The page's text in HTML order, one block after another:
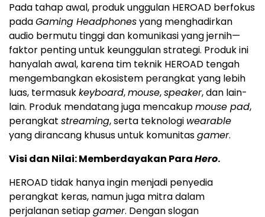
Pada tahap awal, produk unggulan HEROAD berfokus
padaGaming Headphonesyang menghadirkan
audio bermutu tinggi dan komunikasi yang jernih—
faktor penting untuk keunggulan strategi. Produk ini
hanyalah awal, karena tim teknik HEROAD tengah
mengembangkan ekosistem perangkat yang lebih
luas, termasukkeyboard,mouse,speaker, dan lain-
lain. Produk mendatang juga mencakupmouse pad,
perangkat streaming, serta teknologi wearable
yang dirancang khusus untuk komunitasgamer.
Visi dan Nilai: Memberdayakan ParaHero.
HEROAD tidak hanya ingin menjadi penyedia
perangkat keras, namun juga mitra dalam
perjalanan setiapgamer. Dengan slogan